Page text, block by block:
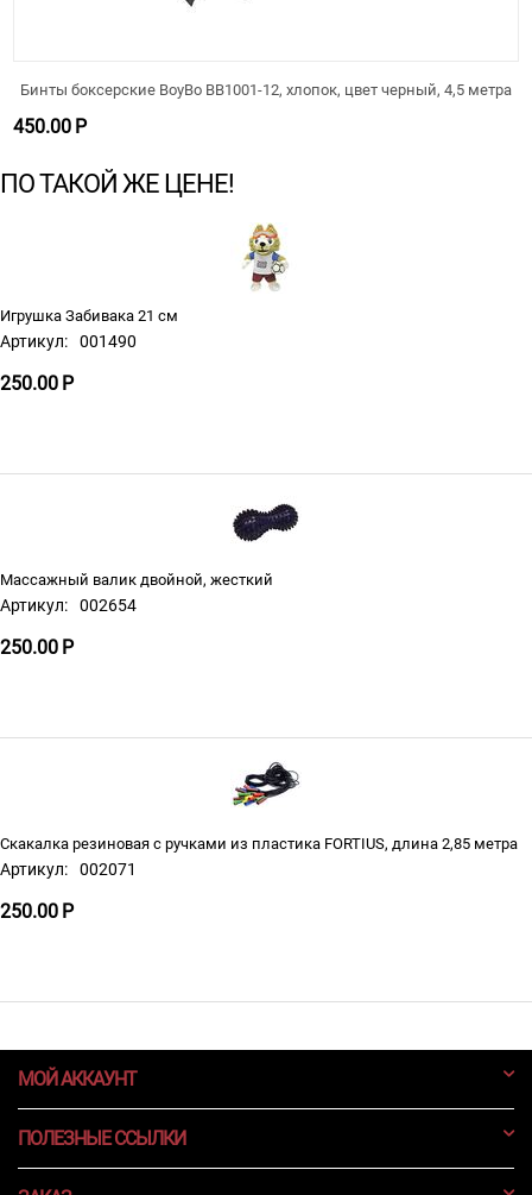
Бинты боксерские BoyBo BB1001-12, хлопок, цвет черный, 4,5 метра
450.00 Р
ПО ТАКОЙ ЖЕ ЦЕНЕ!
Игрушка Забивака 21 см
Артикул: 001490
250.00 Р
Массажный валик двойной, жесткий
Артикул: 002654
250.00 Р
Скакалка резиновая с ручками из пластика FORTIUS, длина 2,85 метра
Артикул: 002071
250.00 Р
МОЙ АККАУНТ
ПОЛЕЗНЫЕ ССЫЛКИ